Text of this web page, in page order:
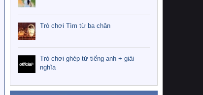
Trò chơi Tìm từ ba chân
Trò chơi ghép từ tiếng anh + giải
nghĩa